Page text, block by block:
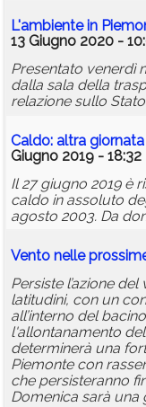
L'ambiente in
13 Giugno 2020 -
Presentato venerdì
dalla sala della
relazione sullo
Caldo: altra
Giugno 2019 - 18:32
Il 27 giugno 2019 è
caldo in assoluto
agosto 2003. Da
Vento nelle
Persiste l’azione
latitudini, con un
all’interno del
l'allontanamento
determinerà una
Piemonte con
che persisteranno
Domenica sarà